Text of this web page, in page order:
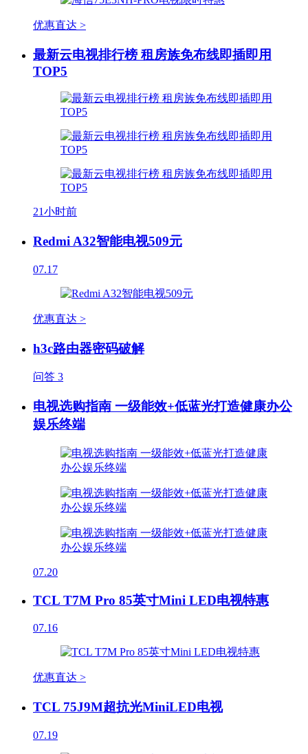
优惠直达 >
最新云电视排行榜 租房族免布线即插即用
TOP5
21小时前
Redmi A32智能电视509元
07.17
优惠直达 >
h3c路由器密码破解
问答 3
电视选购指南 一级能效+低蓝光打造健康办公
娱乐终端
07.20
TCL T7M Pro 85英寸Mini LED电视特惠
07.16
优惠直达 >
TCL 75J9M超抗光MiniLED电视
07.19